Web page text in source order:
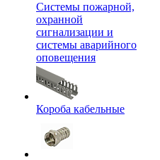
Системы пожарной,
охранной
сигнализации и
системы аварийного
оповещения
Короба кабельные